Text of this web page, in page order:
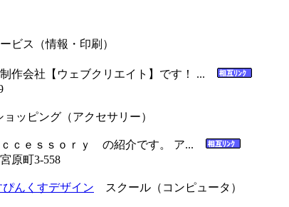
ビス（情報・印刷）
作会社【ウェブクリエイト】です！ ...
ッピング（アクセサリー）
ｃｅｓｓｏｒｙ の紹介です。 ア...
原町3-558
んくすデザイン スクール（コンピュータ）